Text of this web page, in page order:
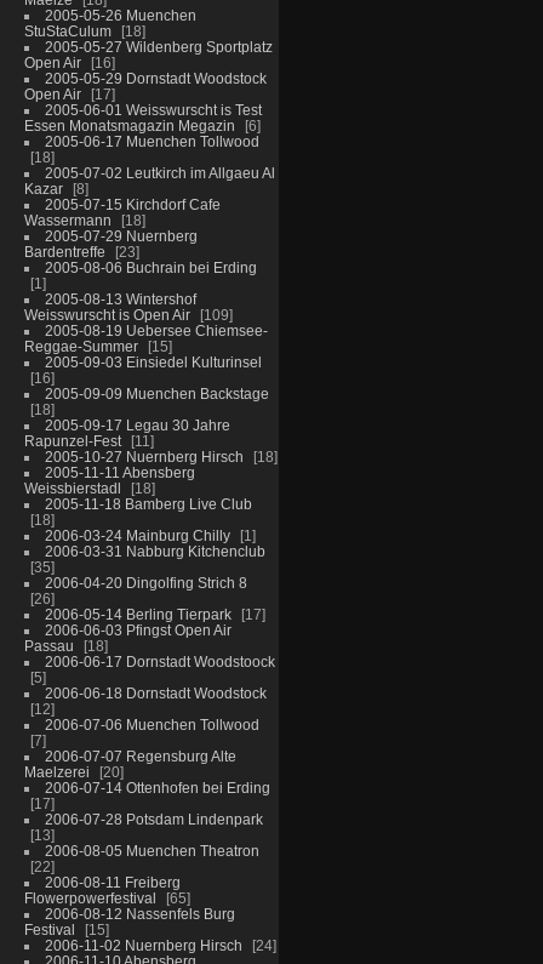
2005-05-26 Muenchen
StuStaCulum
18
2005-05-27 Wildenberg Sportplatz
Open Air
16
2005-05-29 Dornstadt Woodstock
Open Air
17
2005-06-01 Weisswurscht is Test
Essen Monatsmagazin Megazin
6
2005-06-17 Muenchen Tollwood
18
2005-07-02 Leutkirch im Allgaeu Al
Kazar
8
2005-07-15 Kirchdorf Cafe
Wassermann
18
2005-07-29 Nuernberg
Bardentreffe
23
2005-08-06 Buchrain bei Erding
1
2005-08-13 Wintershof
Weisswurscht is Open Air
109
2005-08-19 Uebersee Chiemsee-
Reggae-Summer
15
2005-09-03 Einsiedel Kulturinsel
16
2005-09-09 Muenchen Backstage
18
2005-09-17 Legau 30 Jahre
Rapunzel-Fest
11
2005-10-27 Nuernberg Hirsch
18
2005-11-11 Abensberg
Weissbierstadl
18
2005-11-18 Bamberg Live Club
18
2006-03-24 Mainburg Chilly
1
2006-03-31 Nabburg Kitchenclub
35
2006-04-20 Dingolfing Strich 8
26
2006-05-14 Berling Tierpark
17
2006-06-03 Pfingst Open Air
Passau
18
2006-06-17 Dornstadt Woodstoock
5
2006-06-18 Dornstadt Woodstock
12
2006-07-06 Muenchen Tollwood
7
2006-07-07 Regensburg Alte
Maelzerei
20
2006-07-14 Ottenhofen bei Erding
17
2006-07-28 Potsdam Lindenpark
13
2006-08-05 Muenchen Theatron
22
2006-08-11 Freiberg
Flowerpowerfestival
65
2006-08-12 Nassenfels Burg
Festival
15
2006-11-02 Nuernberg Hirsch
24
2006-11-10 Abensberg